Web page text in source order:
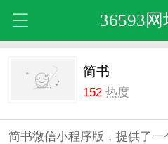
36593
简书
152热度
简书微信小程序版，提供了一